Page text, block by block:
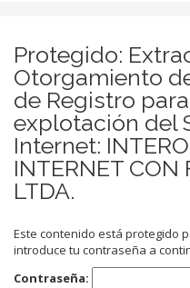
Protegido:
Otorgamiento
de Registro
explotación del
Internet:
INTERNET CON
LTDA.
Este contenido está protegido
introduce tu contraseña a
Contraseña: